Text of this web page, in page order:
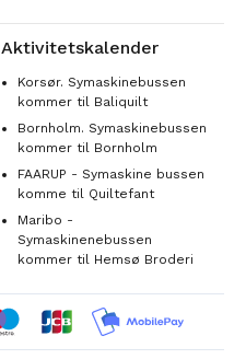
Aktivitetskalender
Korsør. Symaskinebussen
kommer til Baliquilt
Bornholm. Symaskinebussen
kommer til Bornholm
FAARUP - Symaskine bussen
komme til Quiltefant
Maribo -
Symaskinenebussen
kommer til Hemsø Broderi